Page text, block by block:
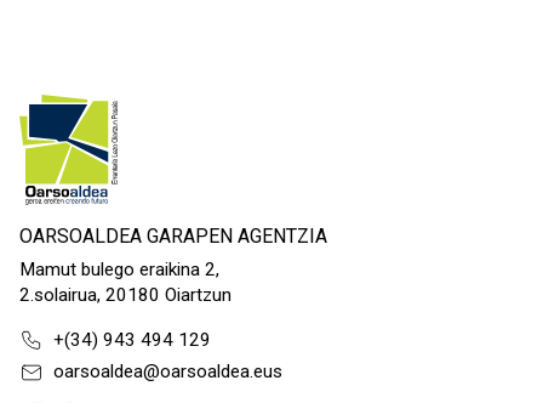
OARSOALDEA GARAPEN AGENTZIA
Mamut bulego eraikina 2,
2.solairua, 20180 Oiartzun
+(34) 943 494 129
oarsoaldea@oarsoaldea.eus